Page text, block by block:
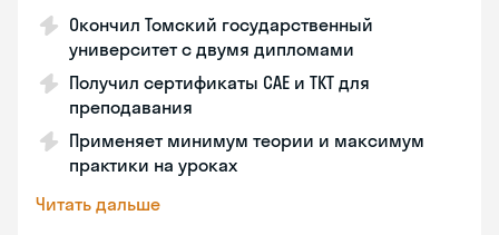
Окончил Томский государственный
университет с двумя дипломами
Получил сертификаты CAE и TKT для
преподавания
Применяет минимум теории и максимум
практики на уроках
Читать дальше